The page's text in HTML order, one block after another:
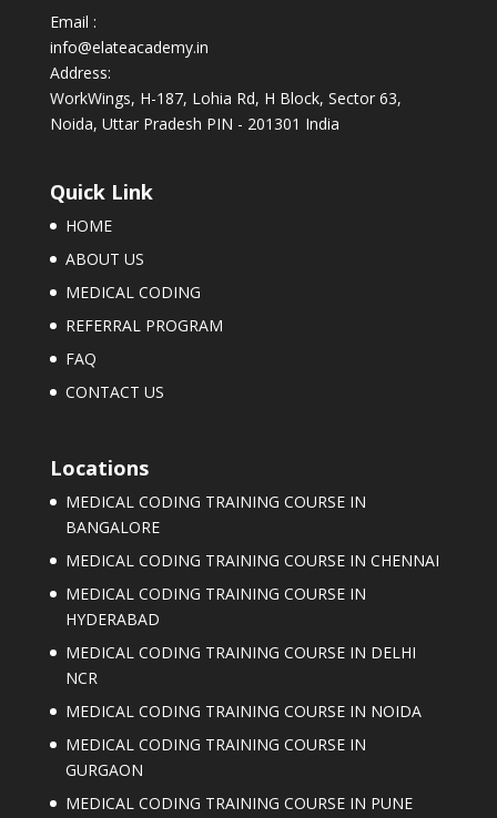
Email :
info@elateacademy.in
Address:
WorkWings, H-187, Lohia Rd, H Block, Sector 63,
Noida, Uttar Pradesh PIN - 201301 India
Quick Link
HOME
ABOUT US
MEDICAL CODING
REFERRAL PROGRAM
FAQ
CONTACT US
Locations
MEDICAL CODING TRAINING COURSE IN
BANGALORE
MEDICAL CODING TRAINING COURSE IN CHENNAI
MEDICAL CODING TRAINING COURSE IN
HYDERABAD
MEDICAL CODING TRAINING COURSE IN DELHI
NCR
MEDICAL CODING TRAINING COURSE IN NOIDA
MEDICAL CODING TRAINING COURSE IN
GURGAON
MEDICAL CODING TRAINING COURSE IN PUNE